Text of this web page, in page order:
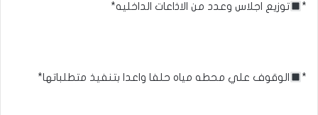
* توزيع اجلاس وعدد من الاذاعات الداخليه*
* الوقوف علي محطه مياه حلفا واعدا بتنفيذ متطلباتها*